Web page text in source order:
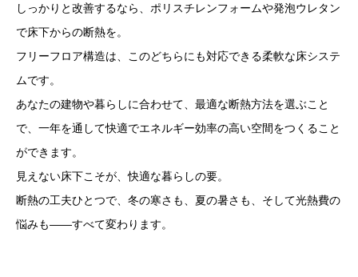
しっかりと改善するなら、ポリスチレンフォームや発泡ウレタン
で床下からの断熱を。
フリーフロア構造は、このどちらにも対応できる柔軟な床システ
ムです。
あなたの建物や暮らしに合わせて、最適な断熱方法を選ぶこと
で、一年を通して快適でエネルギー効率の高い空間をつくること
ができます。
見えない床下こそが、快適な暮らしの要。
断熱の工夫ひとつで、冬の寒さも、夏の暑さも、そして光熱費の
悩みも——すべて変わります。